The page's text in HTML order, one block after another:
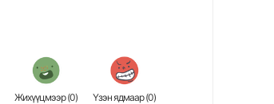
Жихүүцмээр (0) Үзэн ядмаар (0)